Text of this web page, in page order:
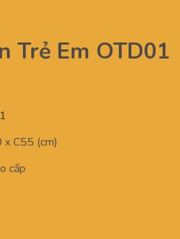
Trẻ Em OTD01
C55 (cm)
cấp